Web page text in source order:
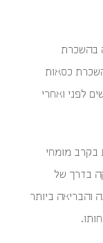
בהשכרת
כסאות
לפני ואחרי
בקרב מומחי
בדרך של
והבריאה ביותר